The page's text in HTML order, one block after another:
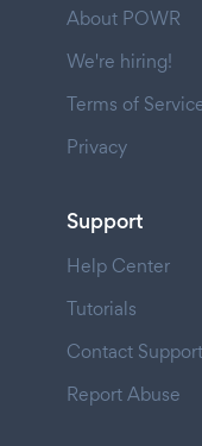
About POWR
We're hiring!
Terms of
Privacy
Support
Help Center
Tutorials
Contact Support
Report Abuse